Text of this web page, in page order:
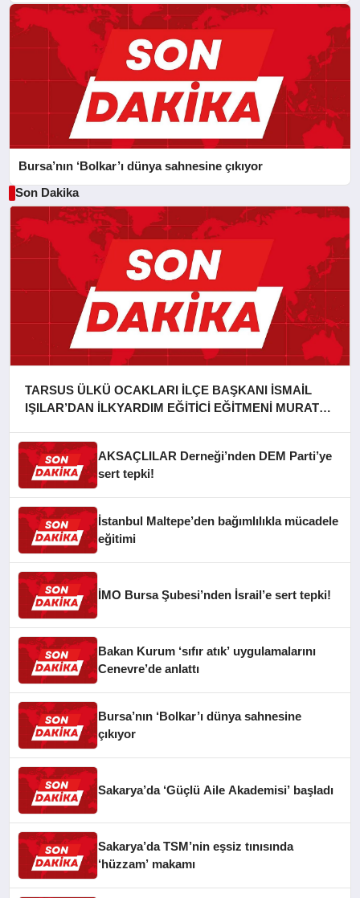
Bursa’nın ‘Bolkar’ı dünya sahnesine çıkıyor
Son Dakika
TARSUS ÜLKÜ OCAKLARI İLÇE BAŞKANI İSMAİL
IŞILAR’DAN İLKYARDIM EĞİTİCİ EĞİTMENİ MURAT
AKSAÇLILAR Derneği’nden DEM Parti’ye
sert tepki!
İstanbul Maltepe’den bağımlılıkla mücadele
eğitimi
İMO Bursa Şubesi’nden İsrail’e sert tepki!
Bakan Kurum ‘sıfır atık’ uygulamalarını
Cenevre’de anlattı
Bursa’nın ‘Bolkar’ı dünya sahnesine
çıkıyor
Sakarya’da ‘Güçlü Aile Akademisi’ başladı
Sakarya’da TSM’nin eşsiz tınısında
‘hüzzam’ makamı